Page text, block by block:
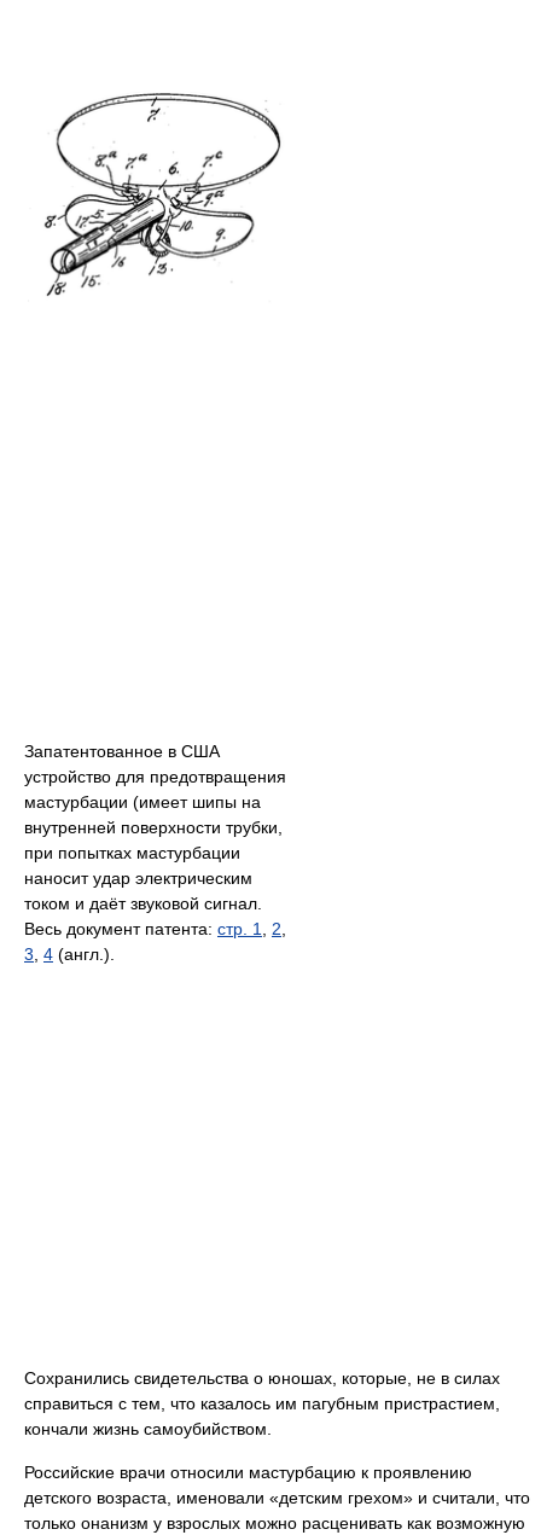
Запатентованное в США
устройство для предотвращения
мастурбации (имеет шипы на
внутренней поверхности трубки,
при попытках мастурбации
наносит удар электрическим
током и даёт звуковой сигнал.
Весь документ патента: стр. 1, 2,
3, 4 (англ.).
Сохранились свидетельства о юношах, которые, не в силах
справиться с тем, что казалось им пагубным пристрастием,
кончали жизнь самоубийством.
Российские врачи относили мастурбацию к проявлению
детского возраста, именовали «детским грехом» и считали, что
только онанизм у взрослых можно расценивать как возможную